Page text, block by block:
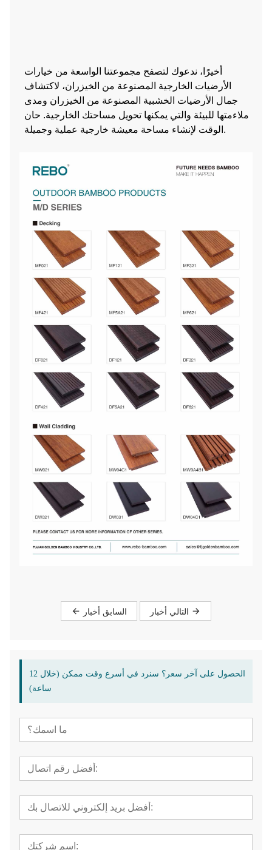
أخيرًا، ندعوك لتصفح مجموعتنا الواسعة من خيارات
الأرضيات الخارجية المصنوعة من الخيزران، لاكتشاف
جمال الأرضيات الخشبية المصنوعة من الخيزران ومدى
ملاءمتها للبيئة والتي يمكنها تحويل مساحتك الخارجية. حان
الوقت لإنشاء مساحة معيشة خارجية عملية وجميلة.
السابق أخبار
الحصول على آخر سعر؟ سنرد في أسرع وقت ممكن (خلال 12
ساعة)